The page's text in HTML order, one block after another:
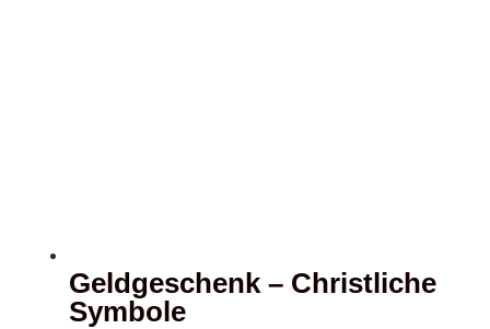
Geldgeschenk – Christliche
Symbole